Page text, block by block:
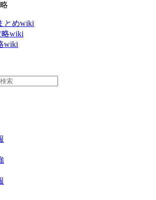
とめwiki
略wiki
wiki